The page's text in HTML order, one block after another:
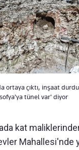
ortaya çıktı, inşaat
tünel var' diyor
kat
Mahallesi'nde